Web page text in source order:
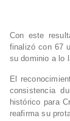
Con este
finalizó con 67
su dominio a lo
El
consistencia
histórico para
reafirma su